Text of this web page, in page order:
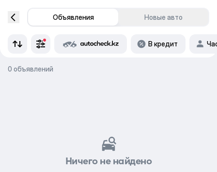
Объявления Новые авто
В кредит
0 объявлений
Ничего не найдено